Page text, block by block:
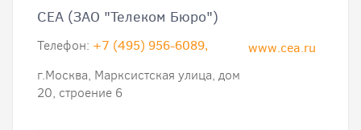
CEA (ЗАО "Телеком Бюро")
www.cea.ru
Телефон: +7 (495) 956-6089,
г.Москва, Марксистская улица, дом
20, строение 6